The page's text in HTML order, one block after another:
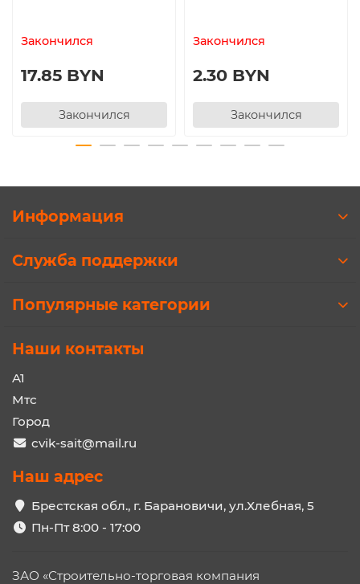
Закончился
17.85 BYN
Закончился
Закончился
2.30 BYN
Закончился
Информация
Служба поддержки
Популярные категории
Наши контакты
A1
Мтс
Город
cvik-sait@mail.ru
Наш адрес
Брестская обл., г. Барановичи, ул.Хлебная, 5
Пн-Пт 8:00 - 17:00
ЗАО «Строительно-торговая компания